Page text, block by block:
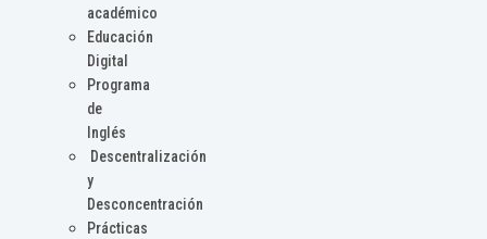
académico
Educación
Digital
Programa
de
Inglés
Descentralización
y
Desconcentración
Prácticas